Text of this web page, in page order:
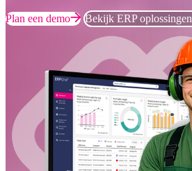
Plan een demo Bekijk ERP oplossingen